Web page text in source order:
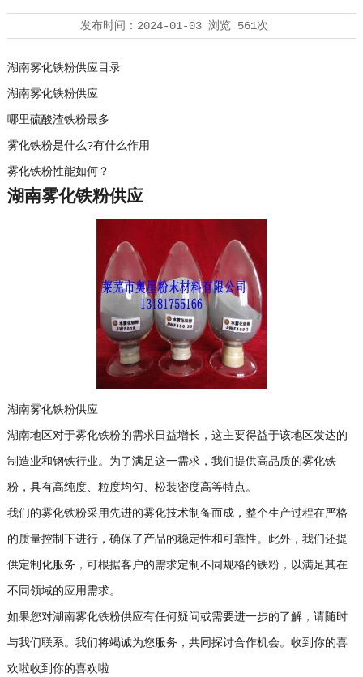
发布时间： 2024-01-03浏览 561次
湖南雾化铁粉供应目录
湖南雾化铁粉供应
哪里硫酸渣铁粉最多
雾化铁粉是什么?有什么作用
雾化铁粉性能如何？
湖南雾化铁粉供应
湖南雾化铁粉供应
湖南地区对于雾化铁粉的需求日益增长，这主要得益于该地区发达的
制造业和钢铁行业。为了满足这一需求，我们提供高品质的雾化铁
粉，具有高纯度、粒度均匀、松装密度高等特点。
我们的雾化铁粉采用先进的雾化技术制备而成，整个生产过程在严格
的质量控制下进行，确保了产品的稳定性和可靠性。此外，我们还提
供定制化服务，可根据客户的需求定制不同规格的铁粉，以满足其在
不同领域的应用需求。
如果您对湖南雾化铁粉供应有任何疑问或需要进一步的了解，请随时
与我们联系。我们将竭诚为您服务，共同探讨合作机会。收到你的喜
欢啦收到你的喜欢啦